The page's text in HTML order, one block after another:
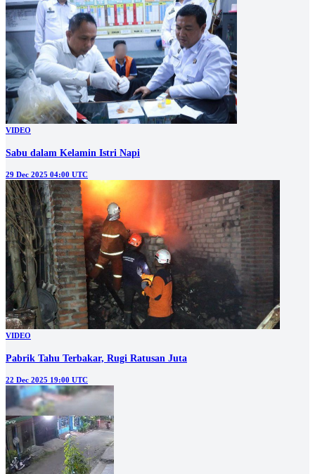
VIDEO
Sabu dalam Kelamin Istri Napi
29 Dec 2025 04:00 UTC
VIDEO
Pabrik Tahu Terbakar, Rugi Ratusan Juta
22 Dec 2025 19:00 UTC